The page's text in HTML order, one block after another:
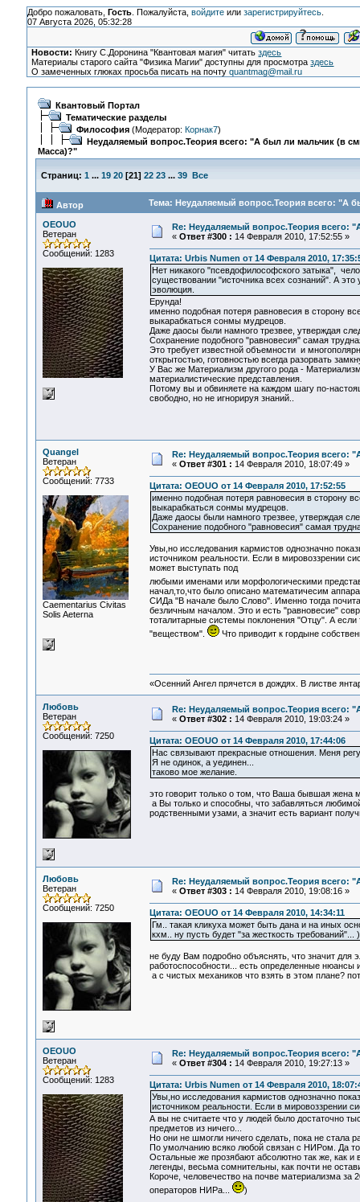
Добро пожаловать, Гость. Пожалуйста, войдитеили зарегистрируйтесь.
07 Августа 2026, 05:32:28
Новости: Книгу С.Доронина "Квантовая магия" читатьздесь
Материалы старого сайта "Физика Магии" доступны для просмотраздесь
О замеченных глюках просьба писать на почтуquantmag@mail.ru
Квантовый Портал
Тематические разделы
Философия(Модератор: Корнак7)
Неудаляемый вопрос.Теория всего: "А был ли мальчик (в
Масса)?"
Страниц: 1 ... 19 20[21] 22 23 ... 39 Все
Автор Тема: Неудаляемый вопрос.Теория всего: "А
OEOUO
Ветеран
Сообщений: 1283
Re: Неудаляемый вопрос.Теория всего:
« Ответ #300 : 14 Февраля 2010, 17:52:55 »
Цитата: Urbis Numen от 14 Февраля 2010,
Нет никакого "псевдофилософского затыка",
существовании "источника всех сознаний". А это
эволюция.
Ерунда!
именно подобная потеря равновесия в сторону
выкарабкаться сонмы мудрецов.
Даже даосы были намного трезвее, утверждая
Сохранение подобного "равновесия" самая
Это требует известной объемности и
открытостью, готовностью всегда разорвать
У Вас же Материализм другого рода -
материалистические представления.
Потому вы и обвиняете на каждом шагу по-
свободно, но не игнорируя знаний..
Quangel
Ветеран
Сообщений: 7733
Сaementarius Civitas
Solis Aeterna
Re: Неудаляемый вопрос.Теория всего:
« Ответ #301 : 14 Февраля 2010, 18:07:49 »
Цитата: OEOUO от 14 Февраля 2010, 17:52:55
именно подобная потеря равновесия в сторону
выкарабкаться сонмы мудрецов.
Даже даосы были намного трезвее, утверждая
Сохранение подобного "равновесия" самая
Увы,но исследования кармистов однозначно
источником реальности. Если в мировоззрении
может выступать под
любыми именами или морфологическими
начал,то,что было описано математичесим
СИДа "В начале было Слово". Именно тогда
безличным началом. Это и есть "равновесие"
тоталитарные системы поклонения "Отцу". А
"веществом".
Что приводит к гордыне
«Осенний Ангел прячется в дождях. В листве
Любовь
Ветеран
Сообщений: 7250
Re: Неудаляемый вопрос.Теория всего:
« Ответ #302 : 14 Февраля 2010, 19:03:24 »
Цитата: OEOUO от 14 Февраля 2010, 17:44:06
Нас связывают прекрасные отношения. Меня
Я не одинок, а уединен...
таково мое желание.
это говорит только о том, что Ваша бывшая жена
а Вы только и способны, что забавляться
родственными узами, а значит есть вариант
Любовь
Ветеран
Сообщений: 7250
Re: Неудаляемый вопрос.Теория всего:
« Ответ #303 : 14 Февраля 2010, 19:08:16 »
Цитата: OEOUO от 14 Февраля 2010, 14:34:11
Гм.. такая кликуха может быть дана и на иных
кхм.. ну пусть будет "за жесткость требований"...
не буду Вам подробно объяснять, что значит для
работоспособности... есть определенные
а с чистых механиков что взять в этом плане?
OEOUO
Ветеран
Сообщений: 1283
Re: Неудаляемый вопрос.Теория всего:
« Ответ #304 : 14 Февраля 2010, 19:27:13 »
Цитата: Urbis Numen от 14 Февраля 2010,
Увы,но исследования кармистов однозначно
источником реальности. Если в мировоззрении
А вы не считаете что у людей было достаточно
предметов из ничего...
Но они не шмогли ничего сделать, пока не стала
По умолчанию всяко любой связан с НИРом. Да
Остальные же прозябают абсолютно так же, как
легенды, весьма сомнительны, как почти не
Короче, человечество на почве материализма за
операторов НИРа...
)